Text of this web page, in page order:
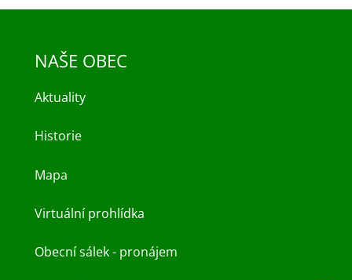
NAŠE OBEC
Aktuality
Historie
Mapa
Virtuální prohlídka
Obecní sálek - pronájem